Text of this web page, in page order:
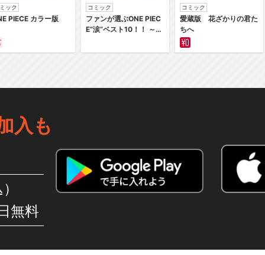
ック
PIECE カラー版
コミック
ファンが選ぶONE PIEC
E“涙”ベスト10！！ ～サ
～ カラー版
コミック
愛蔵版 花ざかりの君た
ちへ
入も
無料